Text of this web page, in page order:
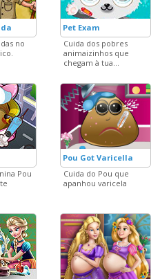
no
Pet Exam
Cuida dos pobres
animaizinhos que
chegam à tua...
Pou
Pou Got Varicella
Cuida do Pou que
apanhou varicela